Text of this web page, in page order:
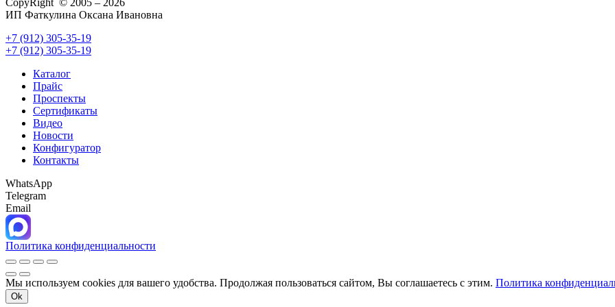
ИП Фаткулина Оксана Ивановна
+7 (912) 305-35-19
+7 (912) 305-35-19
Каталог
Прайс
Проспекты
Сертификаты
Видео
Новости
Конфигуратор
Контакты
WhatsApp
Telegram
Email
Политика конфиденциальности
Мы используем cookies для вашего удобства. Продолжая пользоваться сайтом, Вы соглашаетесь с этим. Политика
Ok